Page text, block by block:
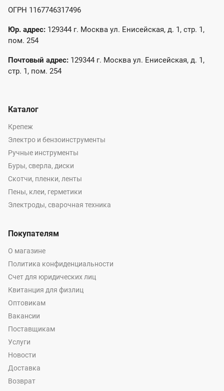
ОГРН 1167746317496
Юр. адрес: 129344 г. Москва ул. Енисейская, д. 1, стр. 1,
пом. 254
Почтовый адрес: 129344 г. Москва ул. Енисейская, д. 1,
стр. 1, пом. 254
Каталог
Крепеж
Электро и бензоинструменты
Ручные инструменты
Буры, сверла, диски
Скотчи, пленки, ленты
Пены, клеи, герметики
Электроды, сварочная техника
Покупателям
О магазине
Политика конфиденциальности
Счет для юридических лиц
Квитанция для физлиц
Оптовикам
Вакансии
Поставщикам
Услуги
Новости
Доставка
Возврат